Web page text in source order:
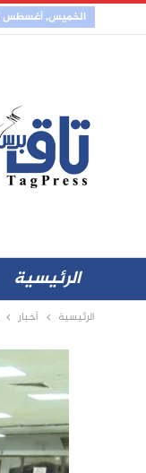
الخميس, أغسطس 6, 2026
الرئيسية
الرئيسية أخبار